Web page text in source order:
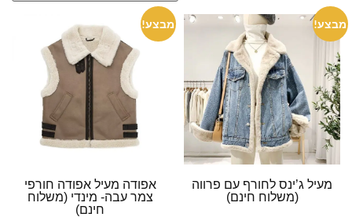
מבצע!
מעיל ג’ינס לחורף עם פרווה
(משלוח חינם)
מבצע!
אפודה מעיל אפודה חורפי
צמר עבה- מינדי (משלוח
חינם)